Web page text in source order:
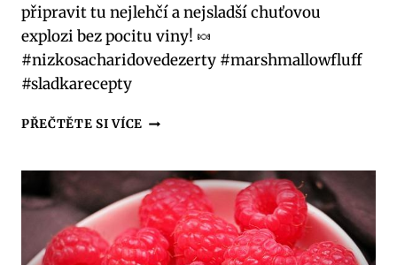
připravit tu nejlehčí a nejsladší chuťovou
explozi bez pocitu viny! 🍬
#nizkosacharidovedezerty #marshmallowfluff
#sladkarecepty
PŘEČTĚTE SI VÍCE LOW
FLUFF:
NEBE
V
ÚSTECH!